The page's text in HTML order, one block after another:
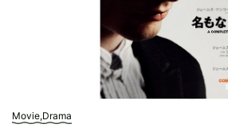
Movie,Drama